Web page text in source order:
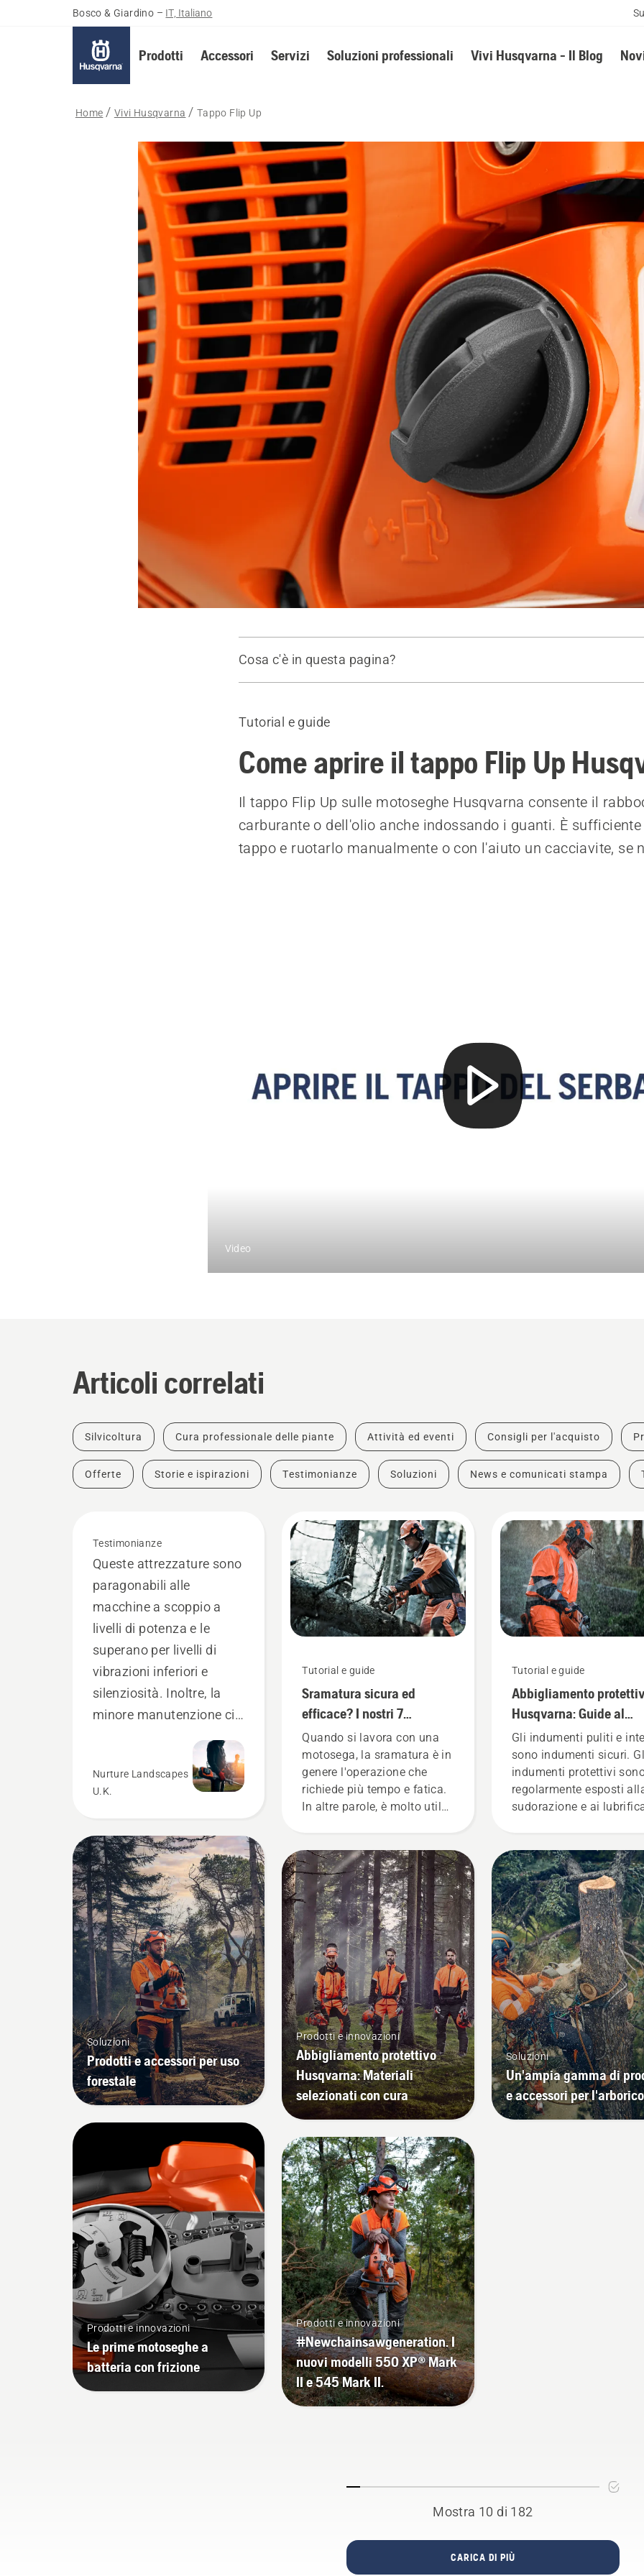
Bosco & Giardino – IT, Italiano
Prodotti Accessori Servizi Soluzioni professionali Vivi Husqvarna - Il Blog
Home Vivi Husqvarna Tappo Flip Up
Cosa c'è in questa pagina?
Tappo Flip Up
Tutorial e guide
Come aprire il tappo Flip Up
Il tappo Flip Up sulle motoseghe Husqvarna consente il
carburante o dell'olio anche indossando i guanti. È
tappo e ruotarlo manualmente o con l'aiuto un cacciavite, se
Video
Articoli correlati
Silvicoltura Cura professionale delle piante Attività ed eventi Consigli per l'acquisto
Offerte Storie e ispirazioni Testimonianze Soluzioni News e comunicati stampa
Testimonianze
Queste attrezzature sono
paragonabili alle
macchine a scoppio a
livelli di potenza e le
superano per livelli di
vibrazioni inferiori e
silenziosità. Inoltre, la
minore manutenzione ci
denaro ed essere più
operativi.
Nurture Landscapes
U.K.
Soluzioni
Prodotti e accessori per uso
forestale
Prodotti e innovazioni
Le prime motoseghe a
batteria con frizione
Tutorial e guide
Sramatura sicura ed
efficace? I nostri 7
suggerimenti.
Quando si lavora con una
motosega, la sramatura è in
genere l'operazione che
richiede più tempo e fatica.
In altre parole, è molto utile
Prodotti e innovazioni
Abbigliamento protettivo
Husqvarna: Materiali
selezionati con cura
Prodotti e innovazioni
#Newchainsawgeneration. I
nuovi modelli 550 XP® Mark
II e 545 Mark II.
Tutorial e guide
Abbigliamento
Husqvarna: Guide al
lavaggio e alla
Gli indumenti puliti e
sono indumenti sicuri.
indumenti protettivi
regolarmente esposti
sudorazione e ai
strato protettivo e ridurne
funzione.
Soluzioni
Un'ampia gamma di
e accessori per
Mostra 10 di 182
CARICA DI PIÙ